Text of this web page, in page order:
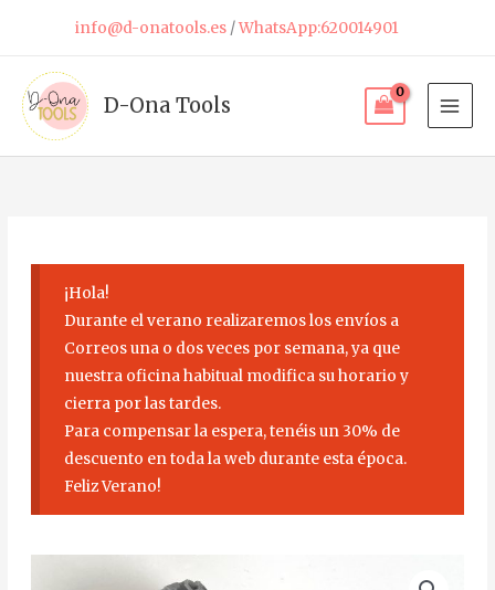
contenido
info@d-onatools.es/WhatsApp:620014901
D-Ona Tools
¡Hola!
Durante el verano realizaremos los envíos a
Correos una o dos veces por semana, ya que
nuestra oficina habitual modifica su horario y
cierra por las tardes.
Para compensar la espera, tenéis un 30% de
descuento en toda la web durante esta época.
Feliz Verano!